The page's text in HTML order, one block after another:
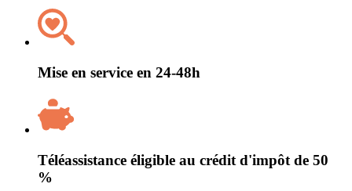
Mise en service en 24-48h
Téléassistance éligible au crédit d'impôt de 50
%